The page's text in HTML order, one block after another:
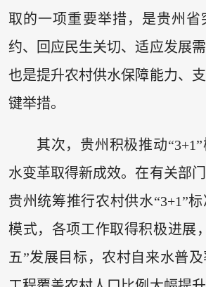
取的一项重要举措，是贵州省
约、回应民生关切、适应发展需
也是提升农村供水保障能力、
键举措。
其次，贵州积极推动
水变革取得新成效。在有关部门
贵州统筹推行农村供水“3+1”
模式，各项工作取得积极进展
五”发展目标，农村自来水普